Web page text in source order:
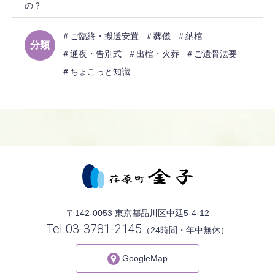
の？
分類
＃ご臨終・搬送安置 ＃葬儀
＃納棺
＃通夜・告別式
＃出棺・火葬
＃ご遺骨法要
＃ちょこっと知識
〒142-0053 東京都品川区中延5-4-12
Tel.03-3781-2145 （24時間・年中無休）
GoogleMap